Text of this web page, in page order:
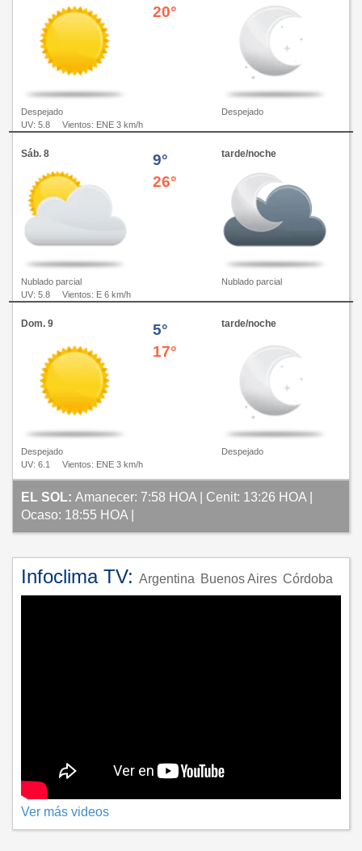
Despejado
20°
Despejado
UV: 5.8
Vientos: ENE 3 km/h
Sáb. 8
Nublado parcial
9°
26°
tarde/noche
Nublado parcial
UV: 5.8
Vientos: E 6 km/h
Dom. 9
Despejado
5°
17°
tarde/noche
Despejado
UV: 6.1
Vientos: ENE 3 km/h
EL SOL: Amanecer: 7:58 HOA | Cenit: 13:26 HOA |
Ocaso: 18:55 HOA |
Infoclima TV: Argentina Buenos Aires Córdoba
Ver más videos